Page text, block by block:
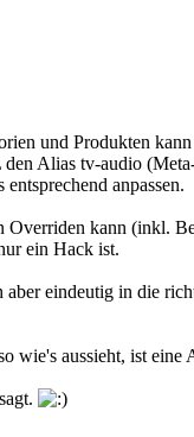
und Produkten
Alias tv-audio
anpassen.
Overriden kann (inkl.
ein Hack ist.
eindeutig in die
wie's aussieht, ist